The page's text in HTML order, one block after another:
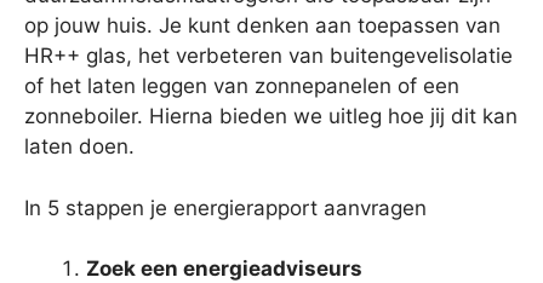
op jouw huis. Je kunt denken aan toepassen van
HR++ glas, het verbeteren van buitengevelisolatie
of het laten leggen van zonnepanelen of een
zonneboiler. Hierna bieden we uitleg hoe jij dit kan
laten doen.
In 5 stappen je energierapport aanvragen
Zoek een energieadviseurs